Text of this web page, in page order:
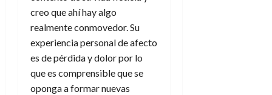
creo que ahí hay algo
realmente conmovedor. Su
experiencia personal de afecto
es de pérdida y dolor por lo
que es comprensible que se
oponga a formar nuevas